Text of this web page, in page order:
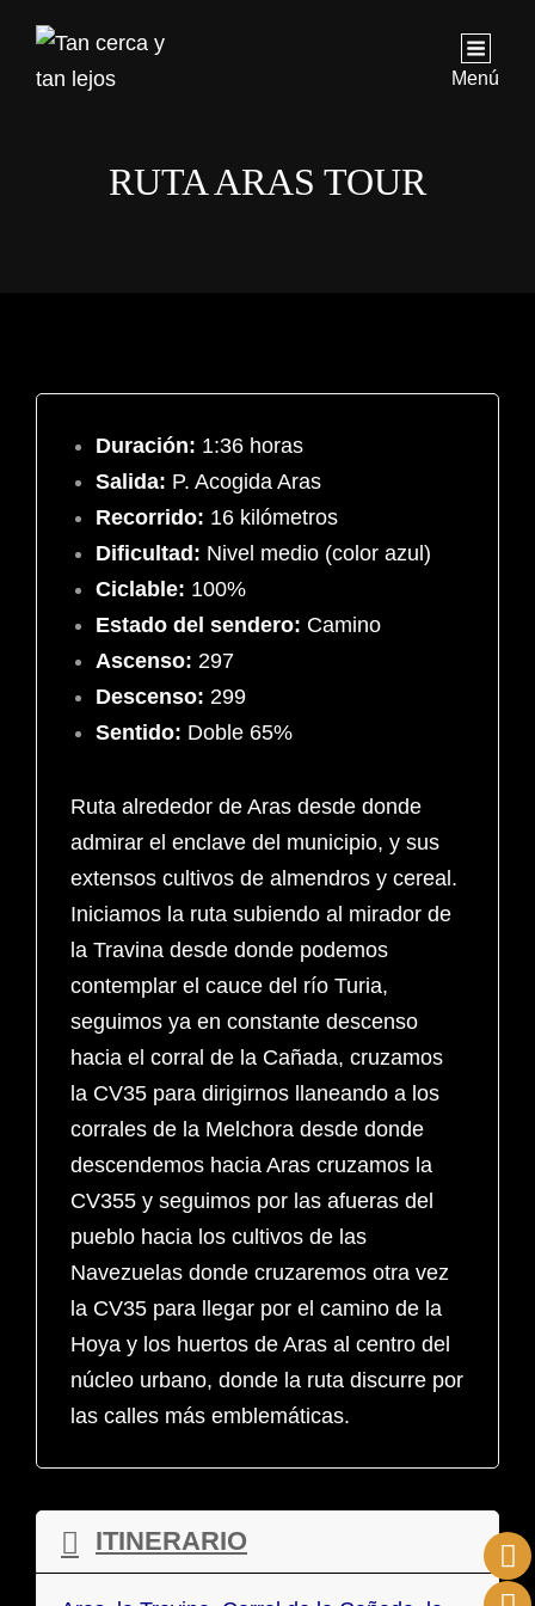
Menú
RUTA ARAS TOUR
Duración: 1:36 horas
Salida: P. Acogida Aras
Recorrido: 16 kilómetros
Dificultad: Nivel medio (color azul)
Ciclable: 100%
Estado del sendero: Camino
Ascenso: 297
Descenso: 299
Sentido: Doble 65%
Ruta alrededor de Aras desde donde
admirar el enclave del municipio, y sus
extensos cultivos de almendros y cereal.
Iniciamos la ruta subiendo al mirador de
la Travina desde donde podemos
contemplar el cauce del río Turia,
seguimos ya en constante descenso
hacia el corral de la Cañada, cruzamos
la CV35 para dirigirnos llaneando a los
corrales de la Melchora desde donde
descendemos hacia Aras cruzamos la
CV355 y seguimos por las afueras del
pueblo hacia los cultivos de las
Navezuelas donde cruzaremos otra vez
la CV35 para llegar por el camino de la
Hoya y los huertos de Aras al centro del
núcleo urbano, donde la ruta discurre por
las calles más emblemáticas.
ITINERARIO